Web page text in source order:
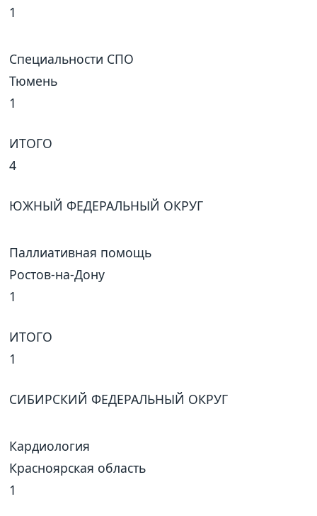
1
Специальности СПО
Тюмень
1
ИТОГО
4
ЮЖНЫЙ ФЕДЕРАЛЬНЫЙ ОКРУГ
Паллиативная помощь
Ростов-на-Дону
1
ИТОГО
1
СИБИРСКИЙ ФЕДЕРАЛЬНЫЙ ОКРУГ
Кардиология
Красноярская область
1